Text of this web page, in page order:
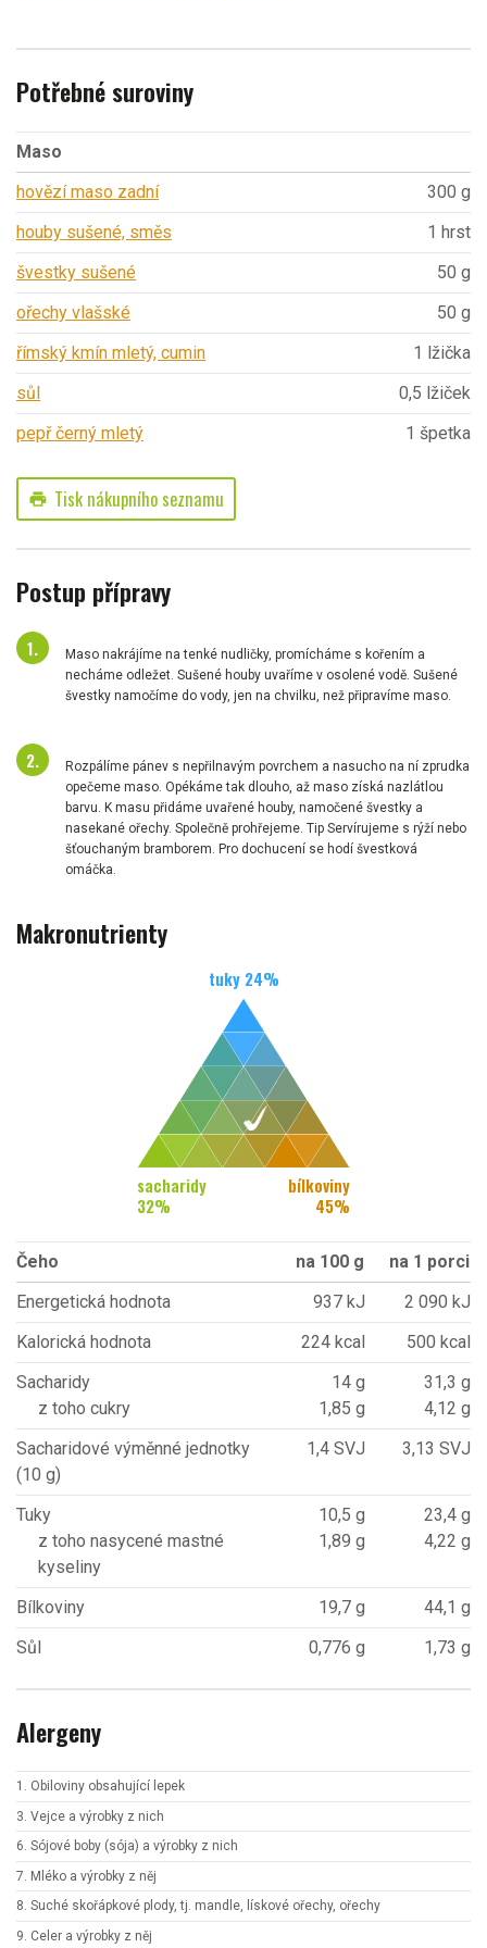
Potřebné suroviny
Maso
hovězí maso zadní
300 g
houby sušené, směs
1 hrst
švestky sušené
50 g
ořechy vlašské
50 g
římský kmín mletý, cumin
1 lžička
sůl
0,5 lžiček
pepř černý mletý
1 špetka
print Tisk nákupního seznamu
Postup přípravy
Maso nakrájíme na tenké nudličky, promícháme s kořením a
necháme odležet. Sušené houby uvaříme v osolené vodě. Sušené
švestky namočíme do vody, jen na chvilku, než připravíme maso.
Rozpálíme pánev s nepřilnavým povrchem a nasucho na ní zprudka
opečeme maso. Opékáme tak dlouho, až maso získá nazlátlou
barvu. K masu přidáme uvařené houby, namočené švestky a
nasekané ořechy. Společně prohřejeme. Tip Servírujeme s rýží nebo
šťouchaným bramborem. Pro dochucení se hodí švestková
omáčka.
Makronutrienty
tuky 24%
sacharidy
32%
bílkoviny
45%
Čeho na 100 g
na 1 porci
Energetická hodnota
937 kJ
2 090 kJ
Kalorická hodnota
224 kcal
500 kcal
Sacharidy
z toho cukry
14 g
1,85 g
31,3 g
4,12 g
Sacharidové výměnné jednotky
(10 g)
1,4 SVJ 3,13 SVJ
Tuky
z toho nasycené mastné
kyseliny
10,5 g
1,89 g
23,4 g
4,22 g
Bílkoviny 19,7 g
44,1 g
Sůl
0,776 g 1,73 g
Alergeny
1. Obiloviny obsahující lepek
3. Vejce a výrobky z nich
6. Sójové boby (sója) a výrobky z nich
7. Mléko a výrobky z něj
8. Suché skořápkové plody, tj. mandle, lískové ořechy, ořechy
9. Celer a výrobky z něj